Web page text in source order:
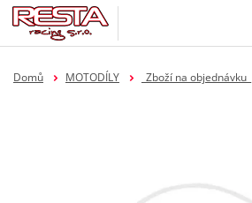
Domů MOTODÍLY _Zboží na objednávku_